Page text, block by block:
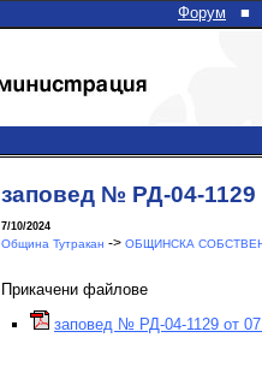
Форум ■
заповед № РД-04-1129
7/10/2024
Община Тутракан -> ОБЩИНСКА
Прикачени файлове
заповед № РД-04-1129 от